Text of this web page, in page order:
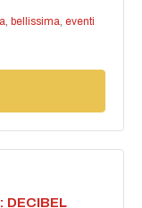
, bellissima, eventi
DECIBEL